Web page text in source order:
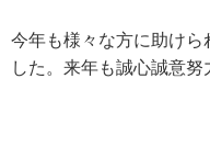
今年も様々な方に助けら
した。来年も誠心誠意努